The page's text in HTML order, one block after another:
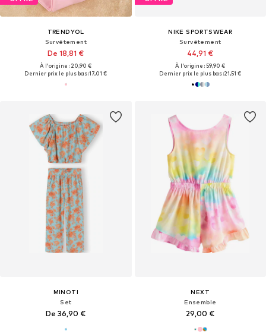
TRENDYOL
Survêtement
De 18,81 €
À l'origine : 20,90 €
Dernier prix le plus bas :17,01 €
NIKE SPORTSWEAR
Survêtement
44,91 €
À l'origine : 59,90 €
Dernier prix le plus bas :21,51 €
MINOTI
Set
De 36,90 €
NEXT
Ensemble
29,00 €